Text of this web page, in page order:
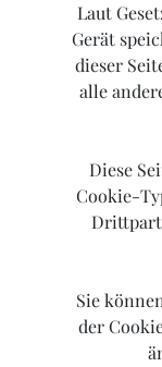
Laut
Gerät
dieser
alle
Diese
Cookie-
Sie
der